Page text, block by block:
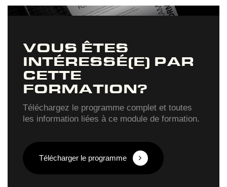
VOUS ÊTES
INTÉRESSÉ(E) PAR
CETTE
FORMATION?
Téléchargez le programme complet et toutes
les information liées à ce module de formation.
Télécharger le programme